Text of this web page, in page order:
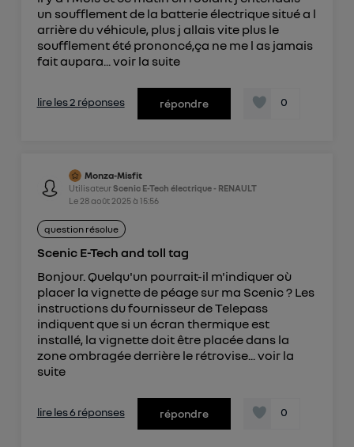
un soufflement de la batterie électrique situé a l
arrière du véhicule, plus j allais vite plus le
soufflement été prononcé,ça ne me l as jamais
fait aupara... voir la suite
lire les 2 réponses répondre 0
Monza-Misfit
UtilisateurScenic E-Tech électrique - RENAULT
Le 28 août 2025à 15:56
question résolue
Scenic E-Tech and toll tag
Bonjour. Quelqu'un pourrait-il m'indiquer où
placer la vignette de péage sur ma Scenic ? Les
instructions du fournisseur de Telepass
indiquent que si un écran thermique est
installé, la vignette doit être placée dans la
zone ombragée derrière le rétrovise... voir la
suite
lire les 6 réponses répondre 0